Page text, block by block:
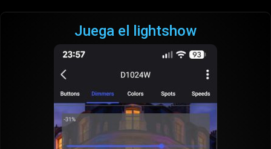
Juega el lightshow